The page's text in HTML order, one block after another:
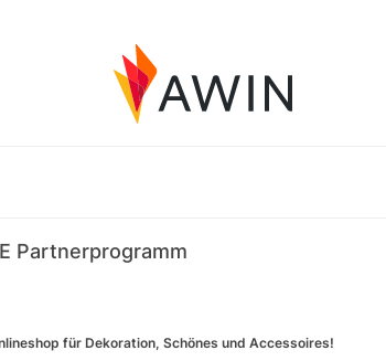
Partnerprogramm
für Dekoration, Schönes und Accessoires!